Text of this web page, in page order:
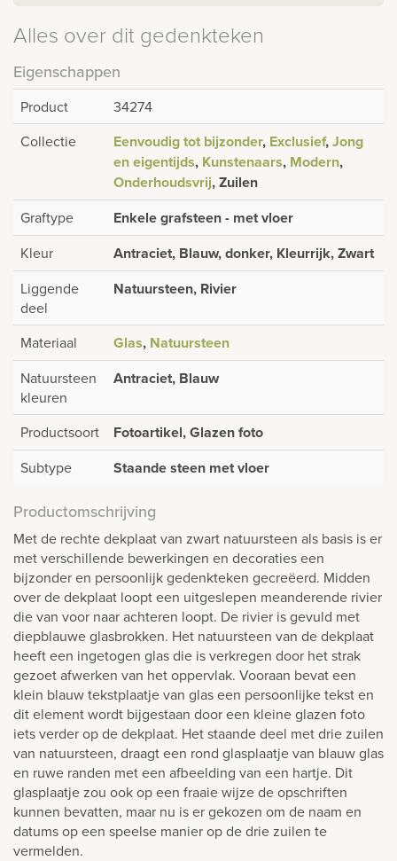
Alles over dit gedenkteken
Eigenschappen
Product
34274
Collectie
Eenvoudig tot bijzonder, Exclusief,Jong
en eigentijds, Kunstenaars, Modern,
Onderhoudsvrij, Zuilen
Graftype Enkele grafsteen - met vloer
Kleur Antraciet, Blauw, donker, Kleurrijk, Zwart
Liggende
deel
Natuursteen, Rivier
Materiaal Glas, Natuursteen
Natuursteen
kleuren
Antraciet, Blauw
Productsoort Fotoartikel, Glazen foto
Subtype Staande steen met vloer
Productomschrijving
Met de rechte dekplaat van zwart natuursteen als basis is er
met verschillende bewerkingen en decoraties een
bijzonder en persoonlijk gedenkteken gecreëerd. Midden
over de dekplaat loopt een uitgeslepen meanderende rivier
die van voor naar achteren loopt. De rivier is gevuld met
diepblauwe glasbrokken. Het natuursteen van de dekplaat
heeft een ingetogen glas die is verkregen door het strak
gezoet afwerken van het oppervlak. Vooraan bevat een
klein blauw tekstplaatje van glas een persoonlijke tekst en
dit element wordt bijgestaan door een kleine glazen foto
iets verder op de dekplaat. Het staande deel met drie zuilen
van natuursteen, draagt een rond glasplaatje van blauw glas
en ruwe randen met een afbeelding van een hartje. Dit
glasplaatje zou ook op een fraaie wijze de opschriften
kunnen bevatten, maar nu is er gekozen om de naam en
datums op een speelse manier op de drie zuilen te
vermelden.